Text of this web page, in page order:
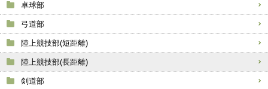
卓球部
弓道部
陸上競技部(短距離)
陸上競技部(長距離)
剣道部